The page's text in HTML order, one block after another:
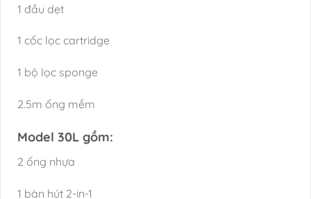
1 đầu dẹt
1 cốc lọc cartridge
1 bộ lọc sponge
2.5m ống mềm
Model 30L gồm:
2 ống nhựa
1 bàn hút 2-in-1